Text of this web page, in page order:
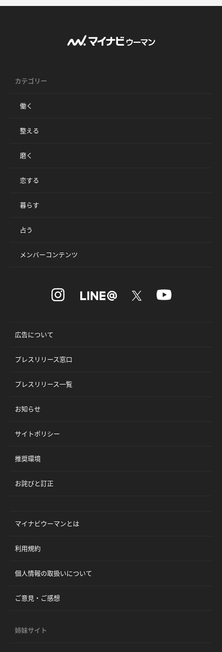
カテゴリー
働く
整える
磨く
恋する
暮らす
占う
メンバーコンテンツ
広告について
プレスリリース窓口
プレスリリース一覧
お知らせ
サイトポリシー
推奨環境
お詫びと訂正
マイナビウーマンとは
利用規約
個人情報の取扱いについて
ご意見・ご感想
姉妹サイト